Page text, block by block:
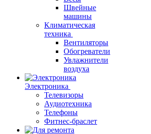
Швейные
машины
Климатическая
техника
Вентиляторы
Обогреватели
Увлажнители
воздуха
Электроника
Телевизоры
Аудиотехника
Телефоны
Фитнес-браслет